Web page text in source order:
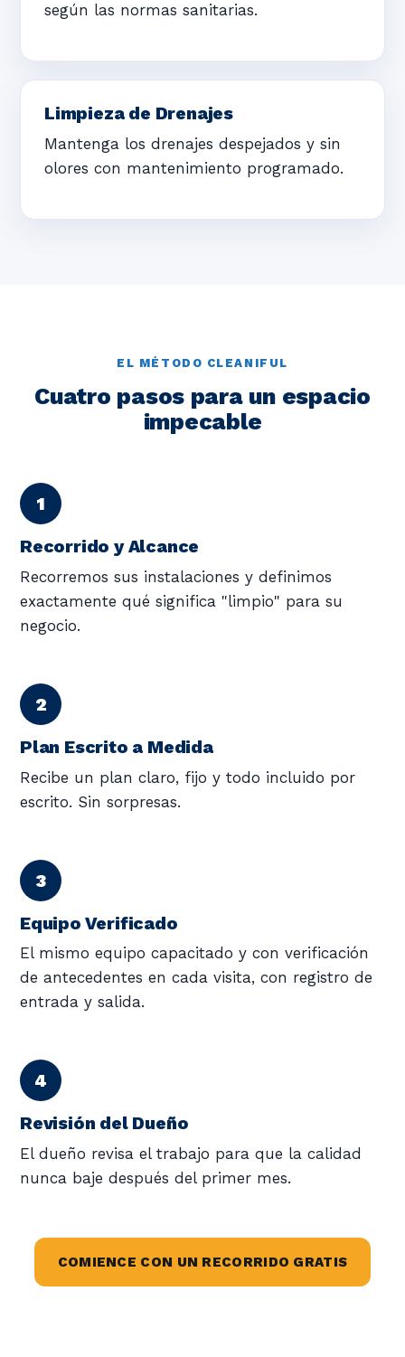
según las normas sanitarias.
Limpieza de Drenajes
Mantenga los drenajes despejados y sin
olores con mantenimiento programado.
EL MÉTODO CLEANIFUL
Cuatro pasos para un espacio
impecable
Recorrido y Alcance
Recorremos sus instalaciones y definimos
exactamente qué significa "limpio" para su
negocio.
Plan Escrito a Medida
Recibe un plan claro, fijo y todo incluido por
escrito. Sin sorpresas.
Equipo Verificado
El mismo equipo capacitado y con verificación
de antecedentes en cada visita, con registro de
entrada y salida.
Revisión del Dueño
El dueño revisa el trabajo para que la calidad
nunca baje después del primer mes.
COMIENCE CON UN RECORRIDO GRATIS